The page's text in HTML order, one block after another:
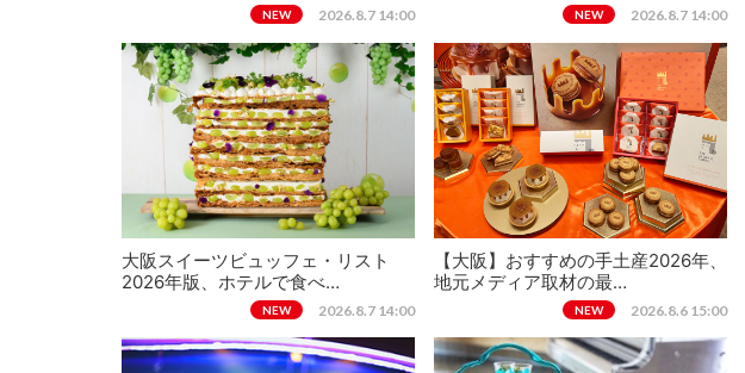
NEW 2026.8.7 14:00 NEW 2026.8.7 14:00
大阪スイーツビュッフェ・リスト
2026年版、ホテルで食べ…
NEW 2026.8.7 14:00
【大阪】おすすめの手土産2026年、
地元メディア取材の最…
NEW 2026.8.6 15:00